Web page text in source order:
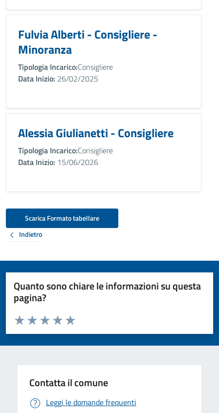
Fulvia Alberti - Consigliere -
Minoranza
Tipologia Incarico:Consigliere
Data Inizio: 26/02/2025
Alessia Giulianetti - Consigliere
Tipologia Incarico:Consigliere
Data Inizio: 15/06/2026
Scarica Formato tabellare
Indietro
Quanto sono chiare le informazioni su questa
pagina?
Valuta da 1 a 5 stelle la pagina
Valuta 5 stelle su 5
Valuta 4 stelle su 5
Valuta 3 stelle su 5
Valuta 2 stelle su 5
Valuta 1 stelle su 5
Contatta il comune
Leggi le domande frequenti